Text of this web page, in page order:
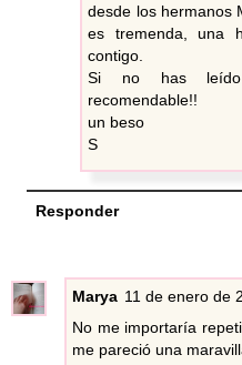
desde los hermanos
es tremenda, una
contigo.
Si no has
recomendable!!
un beso
S
Responder
Marya 11 de enero de
No me importaría
me pareció una